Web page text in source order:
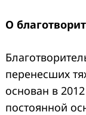
О
перенесших
основан в
постоянной